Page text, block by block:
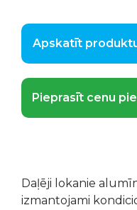
Apskatīt
Pieprasīt cenu
Daļēji lokanie
izmantojami